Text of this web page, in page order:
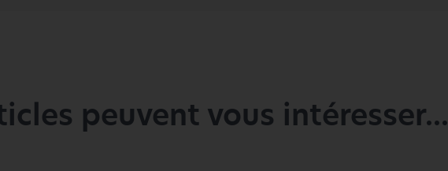
peuvent vous intéresser...